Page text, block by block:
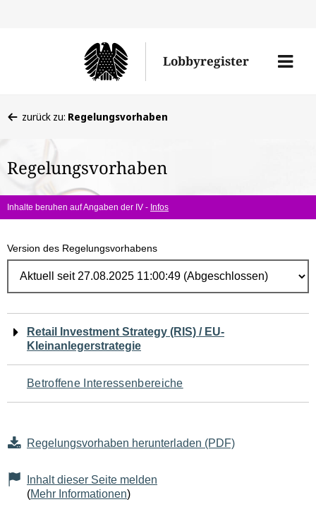
Lobbyregister
Menü
befinden
hier:
zurück zu: Regelungsvorhaben
Regelungsvorhaben
Inhalte beruhen auf Angaben der IV - Infos
Version des Regelungsvorhabens
Navigation
für
den
Retail Investment Strategy (RIS) / EU-
Kleinanlegerstrategie
Betroffene Interessenbereiche
Regelungsvorhaben herunterladen (PDF)
Inhalt dieser Seite melden
(Mehr Informationen)